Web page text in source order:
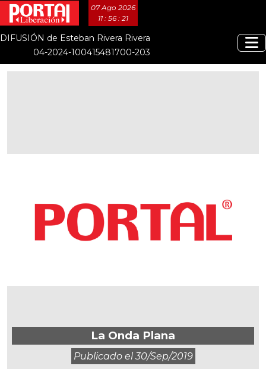
07 Ago 2026
11 : 56 : 22
DIFUSIÓN de Esteban Rivera Rivera
04-2024-100415481700-203
La Onda Plana
Publicado el30/sep/2019